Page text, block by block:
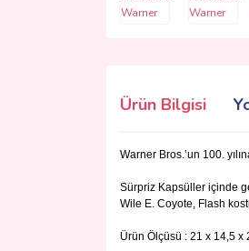
Ürün Bilgisi
Warner Bros.’un 100.
Sürpriz Kapsüller içinde
Wile E. Coyote, Flash
Ürün Ölçüsü : 21 x 14,5 x